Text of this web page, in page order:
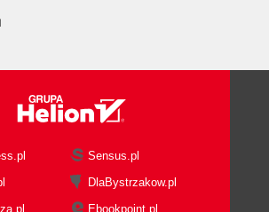
Sensus.pl
DlaBystrzakow.pl
Ebookpoint.pl